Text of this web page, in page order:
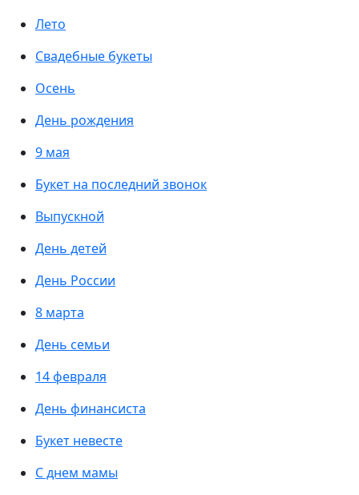
Лето
Свадебные букеты
Осень
День рождения
9 мая
Букет на последний звонок
Выпускной
День детей
День России
8 марта
День семьи
14 февраля
День финансиста
Букет невесте
С днем мамы